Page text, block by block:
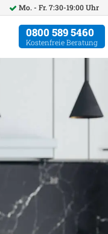
Mo. - Fr. 7:30-19:00 Uhr
0800 589 5460
Kostenfreie Beratung